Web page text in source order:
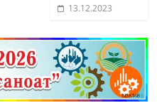
13.12.2023